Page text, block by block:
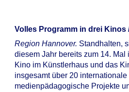
Volles Programm in drei Kinos
Region Hannover. Standhalten,
diesem Jahr bereits zum 14.
Kino im Künstlerhaus und das
insgesamt über 20
medienpädagogische Projekte